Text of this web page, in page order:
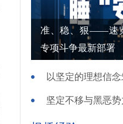
准、稳、狠——速
专项斗争最新部署